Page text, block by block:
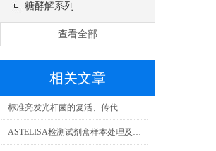
糖酵解系列
查看全部
相关文章
标准亮发光杆菌的复活、传代
ASTELISA检测试剂盒样本处理及要求